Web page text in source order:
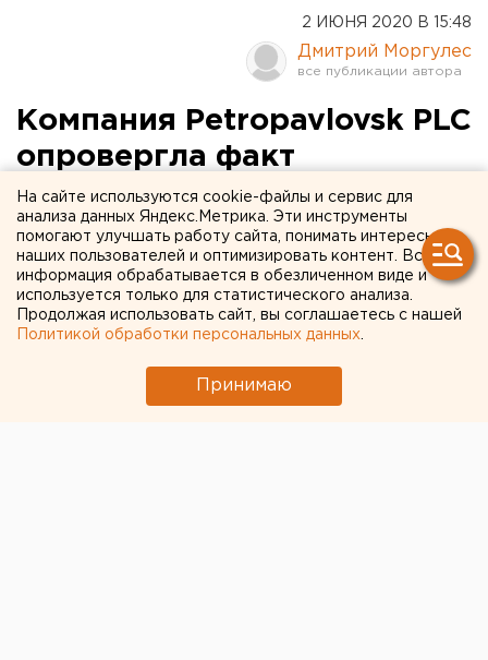
2 ИЮНЯ 2020 В 15:48
Дмитрий Моргулес
Компания Petropavlovsk PLC
опровергла факт
переговоров о слиянии со
структурами челябинского
олигарха
Одна из крупнейших золотодобывающих
компаний России Petropavlovsk PLC выпустила
официальное опровержение сообщений о
возможном создании совместного предприятия с
На сайте используются cookie-файлы и сервис для
анализа данных Яндекс.Метрика. Эти инструменты
помогают улучшать работу сайта, понимать интересы
наших пользователей и оптимизировать контент. Вся
информация обрабатывается в обезличенном виде и
используется только для статистического анализа.
Продолжая использовать сайт, вы соглашаетесь с нашей
Политикой обработки персональных данных
Принимаю